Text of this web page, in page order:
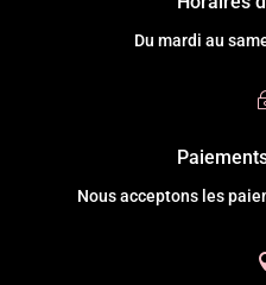
Du mardi au
Nous acceptons les